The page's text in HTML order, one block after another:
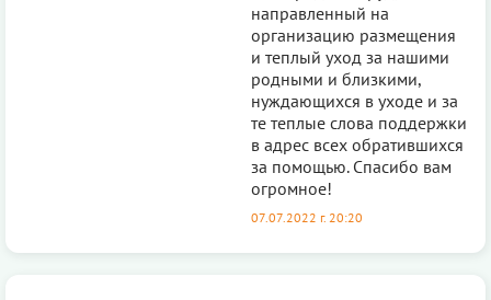
направленный на
организацию размещения
и теплый уход за нашими
родными и близкими,
нуждающихся в уходе и за
те теплые слова поддержки
в адрес всех обратившихся
за помощью. Спасибо вам
огромное!
07.07.2022 г. 20:20